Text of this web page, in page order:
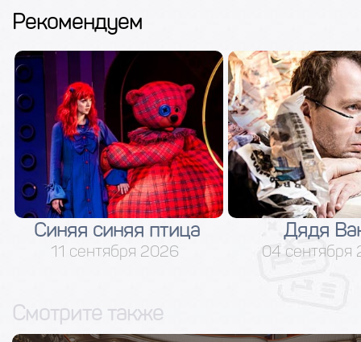
Рекомендуем
Синяя синяя птица
11 сентября 2026
Дядя
04 сентября
Смотрите также